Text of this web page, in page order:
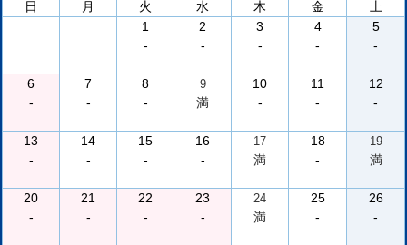
日
月 火 水 木 金
土
1
-
2
-
3
-
4
-
5
-
6
-
7
-
8
-
9
満
10
-
11
-
12
-
13
-
14
-
15
-
16
-
17
満
18
-
19
満
20
-
21
-
22
-
23
-
24
満
25
-
26
-